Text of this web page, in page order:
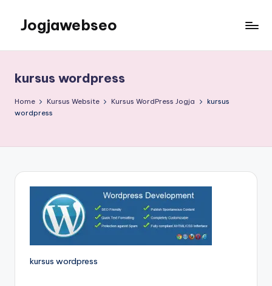
Jogjawebseo
kursus wordpress
Home Kursus Website Kursus WordPress Jogja
kursus
wordpress
kursus wordpress